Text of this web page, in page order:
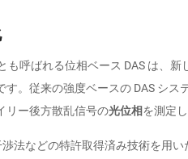
も呼ばれる位相ベース DAS は、新
す。従来の強度ベースの DAS シス
リー後方散乱信号の光位相を測定し
法などの特許取得済み技術を用